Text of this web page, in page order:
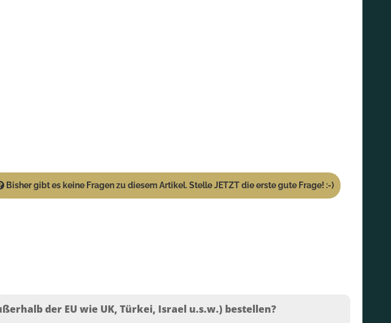
Bisher gibt es keine Fragen zu diesem Artikel. Stelle JETZT die erste gute Frage! :-)
der EU wie UK, Türkei, Israel u.s.w.) bestellen?